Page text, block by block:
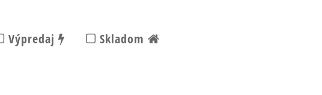
Výpredaj Skladom